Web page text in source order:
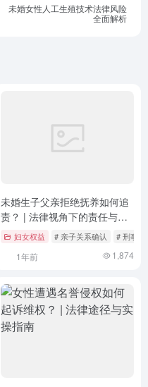
未婚女性人工生殖技术法律风险
全面解析
# 民法典
未婚生子父亲拒绝抚养如何追
责？ | 法律视角下的责任与义
务 妇女权益 # 亲子关系确认 # 刑事
1年前 1,874